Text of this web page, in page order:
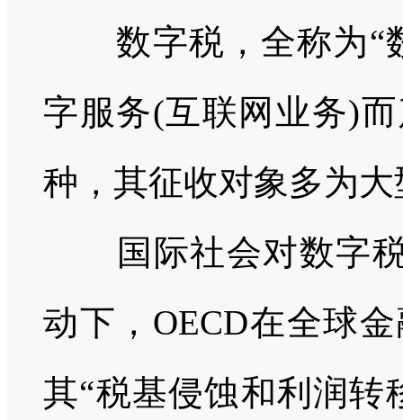
数字税，全称为“
字服务(互联网业务)
种，其征收对象多为
国际社会对数字
动下， OECD在全球
其“税基侵蚀和利润转